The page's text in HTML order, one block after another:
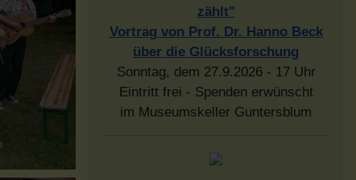
zählt"
Vortrag von Prof. Dr. Hanno Beck
über die Glücksforschung
Sonntag, dem 27.9.2026 - 17 Uhr
Eintritt frei - Spenden erwünscht
im Museumskeller Guntersblum